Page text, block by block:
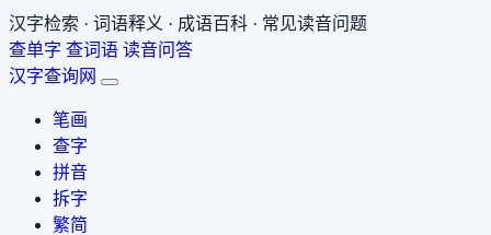
汉字检索 · 词语释义 · 成语百科 · 常见读音问题
查单字 查词语 读音问答
汉字查询网
笔画
查字
拼音
拆字
繁简